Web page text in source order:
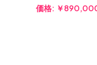
価格: ￥